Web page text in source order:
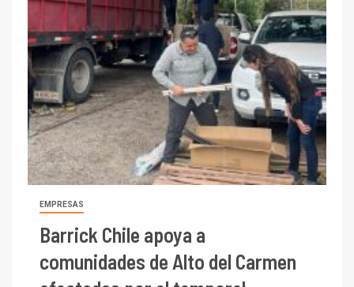
EMPRESAS
Barrick Chile apoya a
comunidades de Alto del Carmen